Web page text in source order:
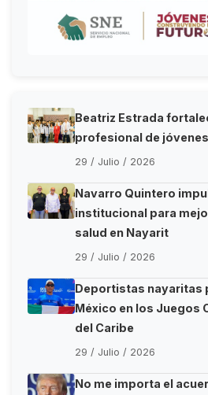
Beatriz Estrada
profesional de
29 / Julio / 2026
Navarro Quintero
institucional para
salud en Nayarit
29 / Julio / 2026
Deportistas nayaritas
México en los Juegos
del Caribe
29 / Julio / 2026
No me importa el